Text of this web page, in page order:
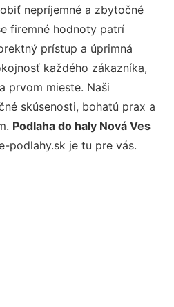
nepríjemné a zbytočné
firemné hodnoty patrí
prístup a úprimná
každého zákazníka,
prvom mieste. Naši
skúsenosti, bohatú prax a
Podlaha do haly Nová Ves
podlahy.sk je tu pre vás.